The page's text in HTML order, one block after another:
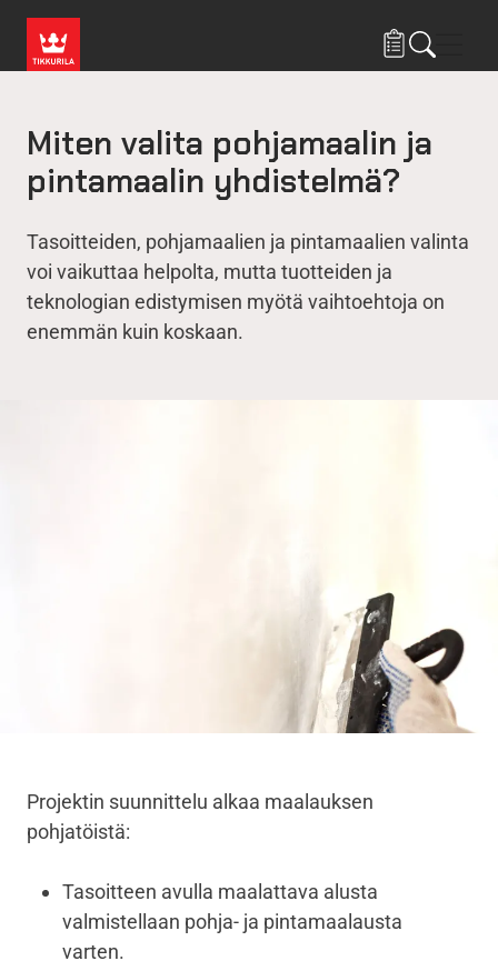
Miten valita pohjamaalin ja
pintamaalin yhdistelmä?
Tasoitteiden, pohjamaalien ja pintamaalien valinta
voi vaikuttaa helpolta, mutta tuotteiden ja
teknologian edistymisen myötä vaihtoehtoja on
enemmän kuin koskaan.
Projektin suunnittelu alkaa maalauksen
pohjatöistä:
Tasoitteen avulla maalattava alusta
valmistellaan pohja- ja pintamaalausta
varten.